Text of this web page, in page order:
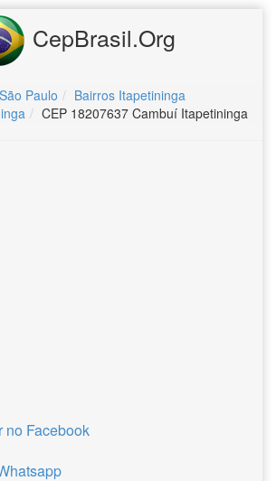
CepBrasil.Org
Paulo
Bairros Itapetininga
CEP 18207637 Cambuí Itapetininga
no Facebook